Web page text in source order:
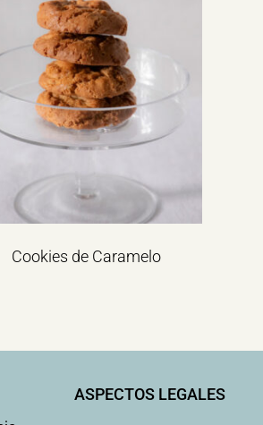
Cookies de Caramelo
ASPECTOS LEGALES